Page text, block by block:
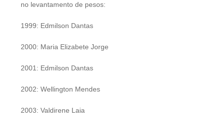
no levantamento de pesos:
1999: Edmilson Dantas
2000: Maria Elizabete Jorge
2001: Edmilson Dantas
2002: Wellington Mendes
2003: Valdirene Laia